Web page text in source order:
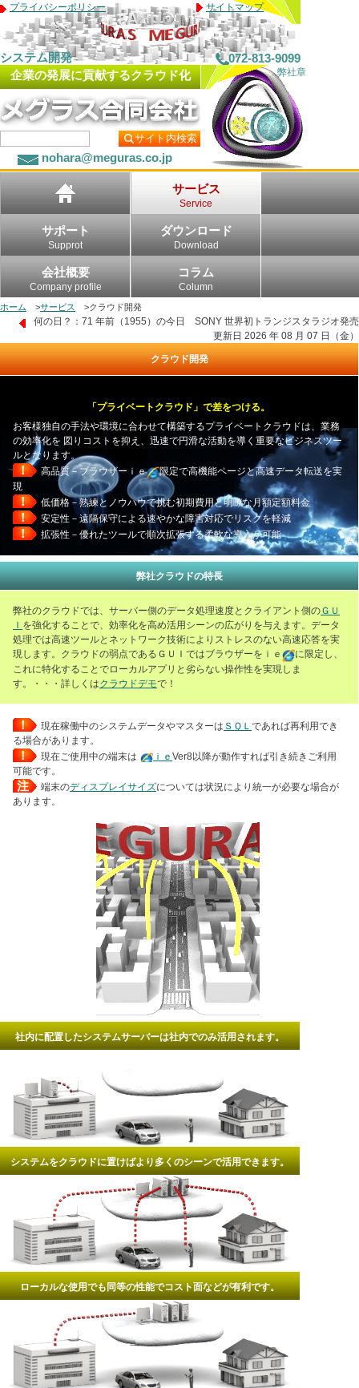
プライバシーポリシー サイトマップ
システム開発
072-813-9099
企業の発展に貢献するクラウド化
サイト内検索
nohara@meguras.co.jp
弊社章
サービス
Service
サポート
Supprot
ダウンロード
Download
会社概要
Company profile
コラム
Column
ホーム >サービス >クラウド開発
何の日？：71 年前（1955）の今日 SONY 世界初トランジスタラジオ発売
更新日 2026 年 08 月 07 日（金）
クラウド開発
「プライベートクラウド」で差をつける。
お客様独自の手法や環境に合わせて構築するプライベートクラウドは、業務
の効率化を 図りコストを抑え、迅速で円滑な活動を導く重要なビジネスツー
ルとなります。
！ 高品質－ブラウザーｉｅ
限定で高機能ページと高速データ転送を実
現
！ 低価格－熟練とノウハウで挑む初期費用と明瞭な月額定額料金
！ 安定性－遠隔保守による速やかな障害対応でリスクを軽減
！ 拡張性－優れたツールで順次拡張する柔軟な導入が可能
弊社クラウドの特長
弊社のクラウドでは、サーバー側のデータ処理速度とクライアント側のＧＵ
Ｉ を強化することで、効率化を高め活用シーンの広がりを与えます。データ
処理では高速ツールとネットワーク技術によりストレスのない高速応答を実
現します。クラウドの弱点であるＧＵＩではブラウザーをｉｅ
に限定し、
これに特化することでローカルアプリと劣らない操作性を実現しま
す。・・・詳しくはクラウドデモで！
！ 現在稼働中のシステムデータやマスターは ＳＱＬ であれば再利用でき
る場合があります。
！ 現在ご使用中の端末は ｉｅ Ver8以降が動作すれば引き続きご利用
可能です。
注 端末のディスプレイサイズについては状況により統一が必要な場合が
あります。
社内に配置したシステムサーバーは社内でのみ活用されます。
システムをクラウドに置けばより多くのシーンで活用できます。
ローカルな使用でも同等の性能でコスト面などが有利です。